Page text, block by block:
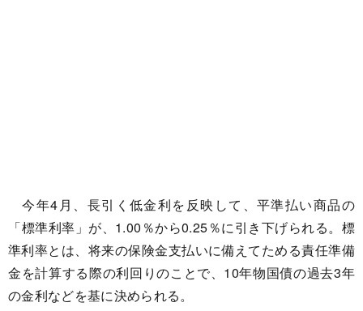
今年4月、長引く低金利を反映して、平準払い商品の
「標準利率」が、1.00％から0.25％に引き下げられる。標
準利率とは、将来の保険金支払いに備えてためる責任準備
金を計算する際の利回りのことで、10年物国債の過去3年
の金利などを基に決められる。